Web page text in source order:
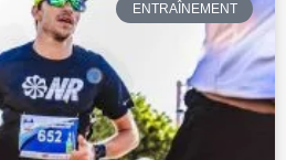
ENTRAÎNEMENT